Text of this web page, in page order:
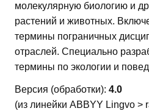
молекулярную биологию и
растений и животных.
термины пограничных
отраслей. Специально
термины по экологии и
Версия (обработки): 4.0
(из линейки ABBYY Lingvo >